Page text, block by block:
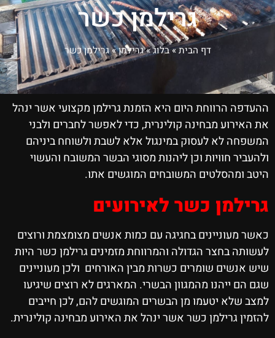
גרילמן כשר
דף הבית»בלוג»גרילמן»גרילמן כשר
ההעדפה הרווחת היום היא הזמנת גרילמן מקצועי אשר ינהל
את האירוע מבחינה קולינרית, כדי לאפשר לחברים ולבני
המשפחה לא לעסוק במינגול אלא לשבת ולשוחח ביניהם
ולהעביר חוויות וכן ליהנות מסוגי הבשר המשובח והעשוי
היטב ומהסלטים המשובחים המוגשים אתו.
גרילמן כשר לאירועים
כאשר מעוניינים בחגיגה עם כמות אנשים מצומצמת ורוצים
לעשותה בחצר הגדולה והמרווחת מזמינים גרילמן כשר היות
שיש אנשים שומרים כשרות מבין האורחים ולכן מעוניינים
שגם הם ייהנו מהמגוון הבשרי. המארגים לא רוצים שיגיעו
למצב שלא יטעמו מן הבשרים המוגשים להם, לכן חייבים
להזמין גרילמן כשר אשר ינהל את האירוע מבחינה קולינרית.